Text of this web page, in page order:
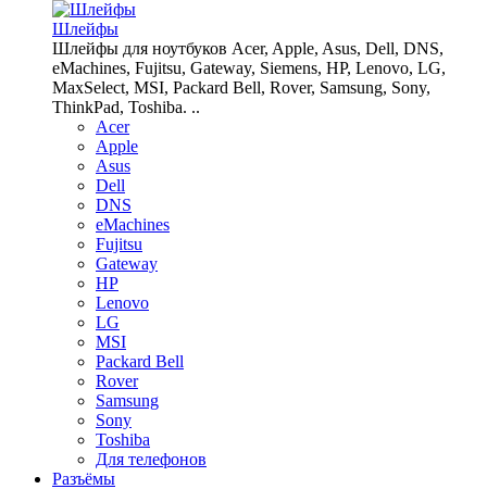
Шлейфы
Шлейфы для ноутбуков Acer, Apple, Asus, Dell, DNS,
eMachines, Fujitsu, Gateway, Siemens, HP, Lenovo, LG,
MaxSelect, MSI, Packard Bell, Rover, Samsung, Sony,
ThinkPad, Toshiba. ..
Acer
Apple
Asus
Dell
DNS
eMachines
Fujitsu
Gateway
HP
Lenovo
LG
MSI
Packard Bell
Rover
Samsung
Sony
Toshiba
Для телефонов
Разъёмы